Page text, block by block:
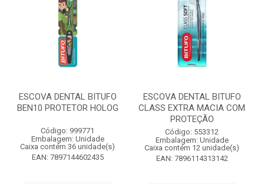
ESCOVA DENTAL BITUFO
BEN10 PROTETOR HOLOG
Código: 999771
Embalagem: Unidade
Caixa contém 36 unidade(s)
EAN: 7897144602435
ESCOVA DENTAL BITUFO
CLASS EXTRA MACIA COM
PROTEÇÃO
Código: 553312
Embalagem: Unidade
Caixa contém 12 unidade(s)
EAN: 7896114313142